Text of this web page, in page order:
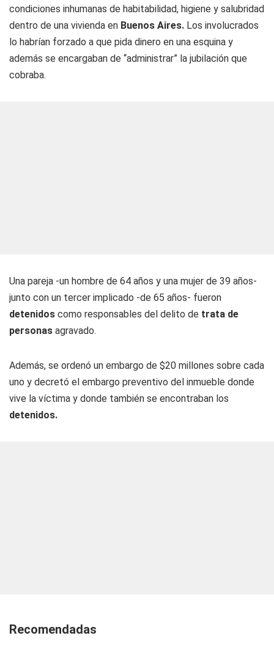
condiciones inhumanas de habitabilidad, higiene y salubridad
dentro de una vivienda en Buenos Aires. Los involucrados
lo habrían forzado a que pida dinero en una esquina y
además se encargaban de “administrar” la jubilación que
cobraba.
Una pareja -un hombre de 64 años y una mujer de 39 años-
junto con un tercer implicado -de 65 años- fueron
detenidos como responsables del delito de trata de
personas agravado.
Además, se ordenó un embargo de $20 millones sobre cada
uno y decretó el embargo preventivo del inmueble donde
vive la víctima y donde también se encontraban los
detenidos.
Recomendadas